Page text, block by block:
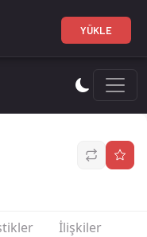
18
İlişkiler
YÜKLE